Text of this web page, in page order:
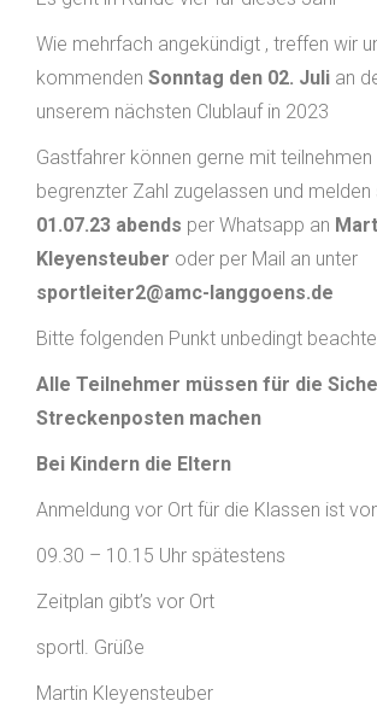
Wie mehrfach angekündigt , treffen wir
kommenden Sonntag den 02. Juli an
unserem nächsten Clublauf in 2023
Gastfahrer können gerne mit teilnehmen
begrenzter Zahl zugelassen und melden
01.07.23 abends per Whatsapp an
Kleyensteuber oder per Mail an unter
sportleiter2@amc-langgoens.de
Bitte folgenden Punkt unbedingt
Alle Teilnehmer müssen für die
Streckenposten machen
Bei Kindern die Eltern
Anmeldung vor Ort für die Klassen ist
09.30 – 10.15 Uhr spätestens
Zeitplan gibt’s vor Ort
sportl. Grüße
Martin Kleyensteuber